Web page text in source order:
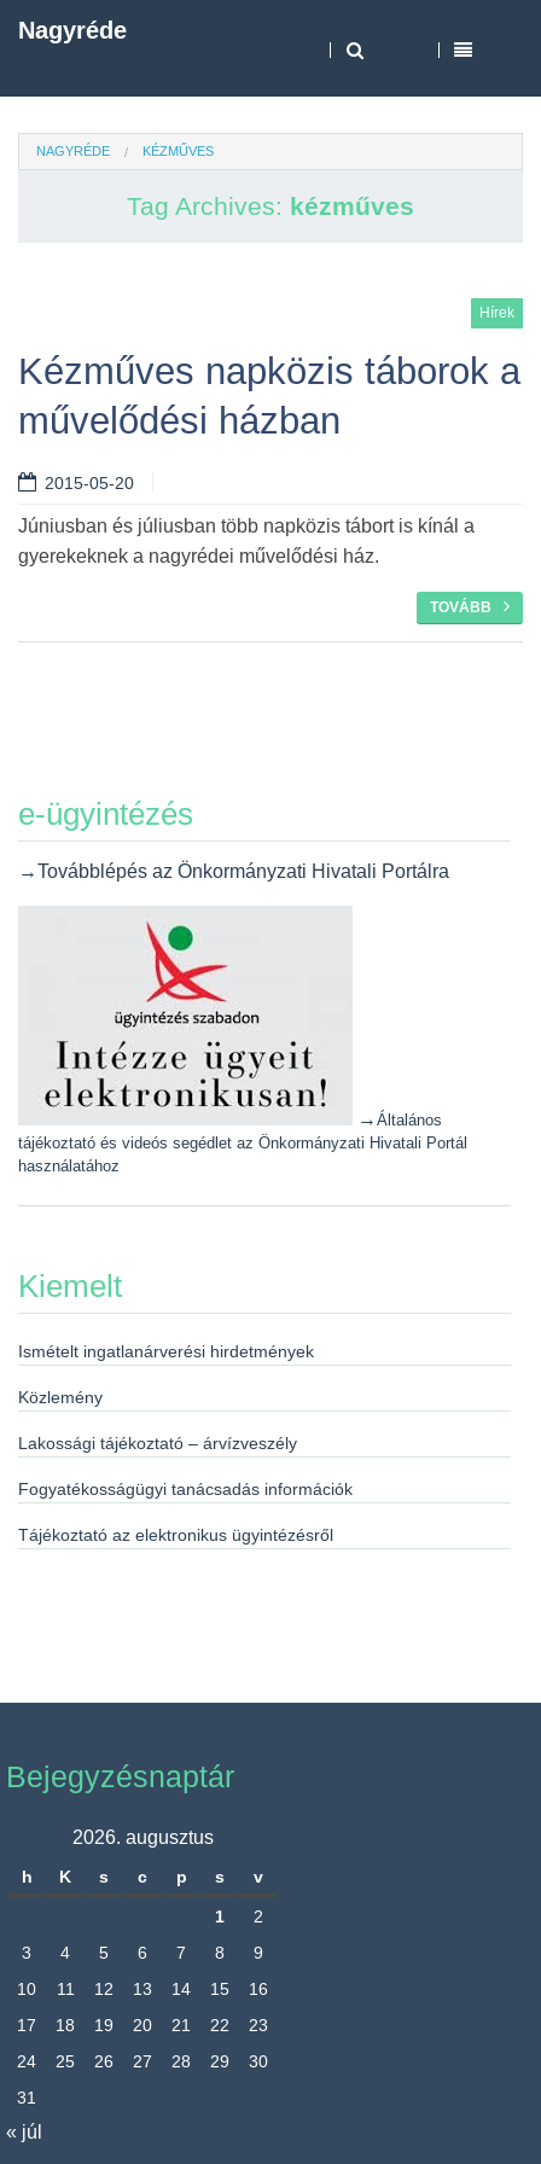
Nagyréde
NAGYRÉDE KÉZMŰVES
Tag Archives: kézműves
Hírek
Kézműves napközis táborok a
művelődési házban
2015-05-20
Júniusban és júliusban több napközis tábort is kínál a
gyerekeknek a nagyrédei művelődési ház.
TOVÁBB
e-ügyintézés
→Továbblépés az Önkormányzati Hivatali Portálra
→ Általános
tájékoztató és videós segédlet az Önkormányzati Hivatali Portál
használatához
Kiemelt
Ismételt ingatlanárverési hirdetmények
Közlemény
Lakossági tájékoztató – árvízveszély
Fogyatékosságügyi tanácsadás információk
Tájékoztató az elektronikus ügyintézésről
Bejegyzésnaptár
2026. augusztus
h K s c p s v
1
2
3
4 5 6 7 8
9
10
11 12 13 14 15
16
17
18 19 20 21 22
23
24
25 26 27 28 29
30
31
« júl